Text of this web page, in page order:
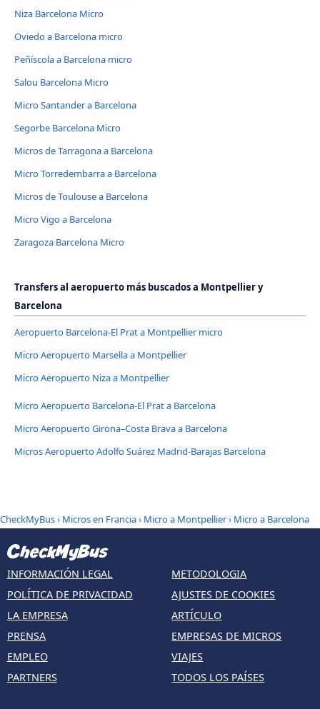
Niza Barcelona Micro
Oviedo a Barcelona micro
Peñíscola a Barcelona micro
Salou Barcelona Micro
Micro Santander a Barcelona
Segorbe Barcelona Micro
Micros de Tarragona a Barcelona
Micro Torredembarra a Barcelona
Micros de Toulouse a Barcelona
Micro Vigo a Barcelona
Zaragoza Barcelona Micro
Transfers al aeropuerto más buscados a Montpellier y
Barcelona
Aeropuerto Barcelona-El Prat a Montpellier micro
Micro Aeropuerto Marsella a Montpellier
Micro Aeropuerto Niza a Montpellier
Micro Aeropuerto Barcelona-El Prat a Barcelona
Micro Aeropuerto Girona–Costa Brava a Barcelona
Micros Aeropuerto Adolfo Suárez Madrid-Barajas Barcelona
CheckMyBus› Micros en Francia› Micro a Montpellier› Micro a Barcelona
INFORMACIÓN LEGAL
POLÍTICA DE PRIVACIDAD
LA EMPRESA
PRENSA
EMPLEO
PARTNERS
METODOLOGIA
AJUSTES DE COOKIES
ARTÍCULO
EMPRESAS DE MICROS
VIAJES
TODOS LOS PAÍSES